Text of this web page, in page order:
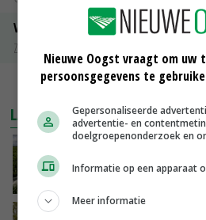
Volle melkpoeder
Zuivel NL
MEER
LAATSTE NIEUWS
Nieuwe Oogst vraagt om uw
persoonsgegevens te
Gepersonaliseerde
advertentie- en
doelgroepenonderzoek en
Informatie op een apparaat
Meer informatie